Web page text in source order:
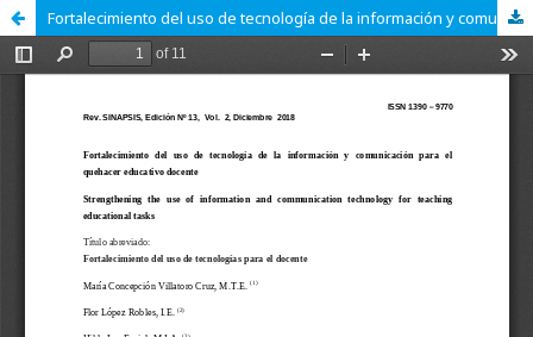
Fortalecimiento del uso de tecnología de la información y comunicación para el quehacer educativo docente